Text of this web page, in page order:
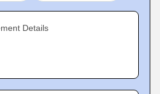
Details